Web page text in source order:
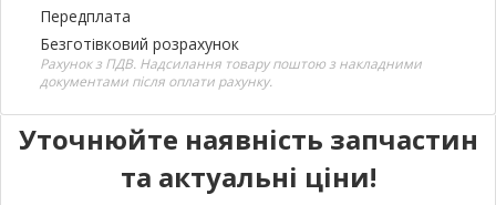
Передплата
Безготівковий розрахунок
Рахунок з ПДВ. Надсилання товару поштою з накладними
документами після оплати рахунку.
Уточнюйте наявність запчастин
та актуальні ціни!